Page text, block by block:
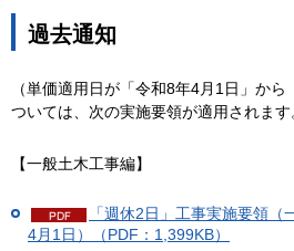
過去通知
（単価適用日が「令和8年4月1日」か
ついては、次の実施要領が適用されます
【一般土木工事編】
「週休2日」工事実施要領
4月1日）（PDF：1,399KB）